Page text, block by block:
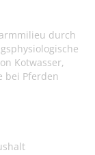
durch
Kotwasser,
bei Pferden